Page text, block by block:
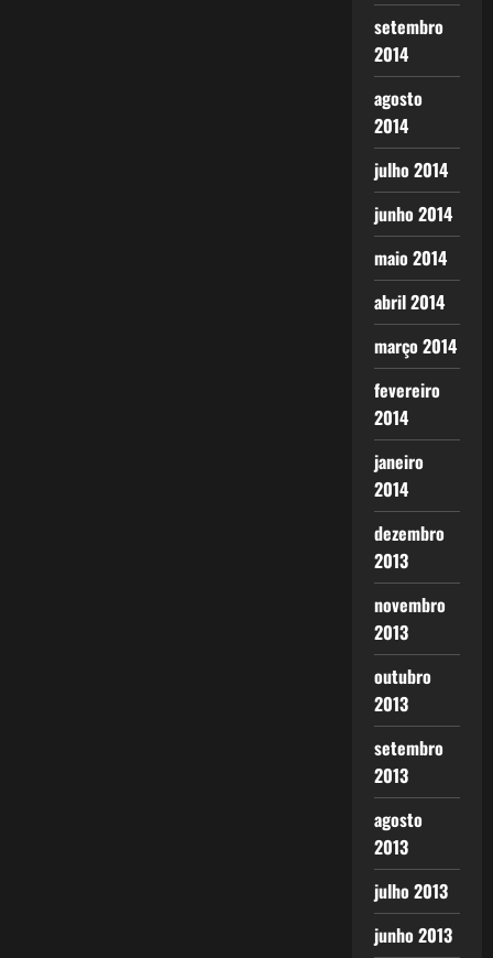
setembro
2014
agosto
2014
julho 2014
junho 2014
maio 2014
abril 2014
março 2014
fevereiro
2014
janeiro
2014
dezembro
2013
novembro
2013
outubro
2013
setembro
2013
agosto
2013
julho 2013
junho 2013